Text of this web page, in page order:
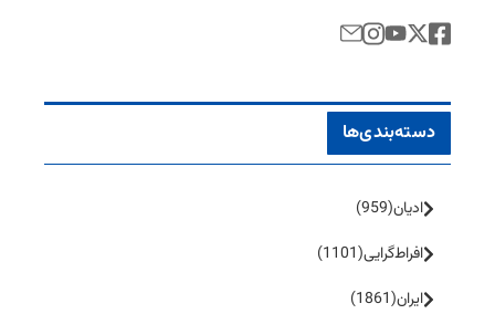
دسته‌بندی‌ها
ادیان(959)
افراط‌گرایی(1101)
ایران(1861)